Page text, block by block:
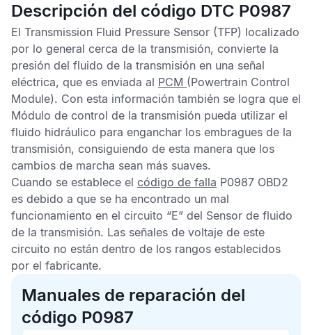
Descripción del código DTC P0987
El Transmission Fluid Pressure Sensor (TFP) localizado
por lo general cerca de la transmisión, convierte la
presión del fluido de la transmisión en una señal
eléctrica, que es enviada al PCM (Powertrain Control
Module). Con esta información también se logra que el
Módulo de control de la transmisión pueda utilizar el
fluido hidráulico para enganchar los embragues de la
transmisión, consiguiendo de esta manera que los
cambios de marcha sean más suaves.
Cuando se establece el código de falla P0987 OBD2
es debido a que se ha encontrado un mal
funcionamiento en el circuito “E” del Sensor de fluido
de la transmisión. Las señales de voltaje de este
circuito no están dentro de los rangos establecidos
por el fabricante.
Manuales de reparación del
código P0987